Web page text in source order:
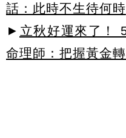
話：此時不生待何時
► 立秋好運來了！
命理師：把握黃金